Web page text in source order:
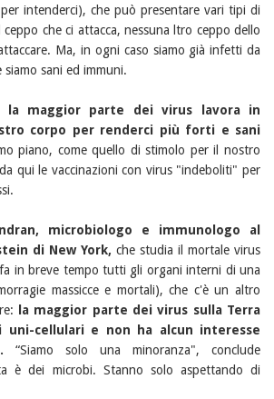
intenderci), che può presentare vari tipi di
che ci attacca, nessuna ltro ceppo dello
Ma, in ogni caso siamo già infetti da
sani ed immuni.
la maggior parte dei virus lavora in
corpo per renderci più forti e sani
piano, come quello di stimolo per il nostro
qui le vaccinazioni con virus "indeboliti" per
microbiologo e immunologo al
di New York, che studia il mortale virus
in breve tempo tutti gli organi interni di una
massicce e mortali), che c'è un altro
la maggior parte dei virus sulla Terra
uni-cellulari e non ha alcun interesse
“Siamo solo una minoranza", conclude
è dei microbi. Stanno solo aspettando di